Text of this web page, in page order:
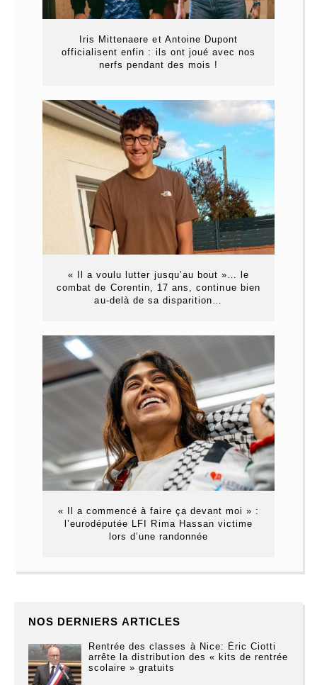
Iris Mittenaere et Antoine Dupont
officialisent enfin : ils ont joué avec nos
nerfs pendant des mois !
« Il a voulu lutter jusqu’au bout »… le
combat de Corentin, 17 ans, continue bien
au-delà de sa disparition…
« Il a commencé à faire ça devant moi » :
l’eurodéputée LFI Rima Hassan victime
lors d’une randonnée
NOS DERNIERS ARTICLES
Rentrée des classes à Nice: Éric Ciotti
arrête la distribution des « kits de rentrée
scolaire » gratuits